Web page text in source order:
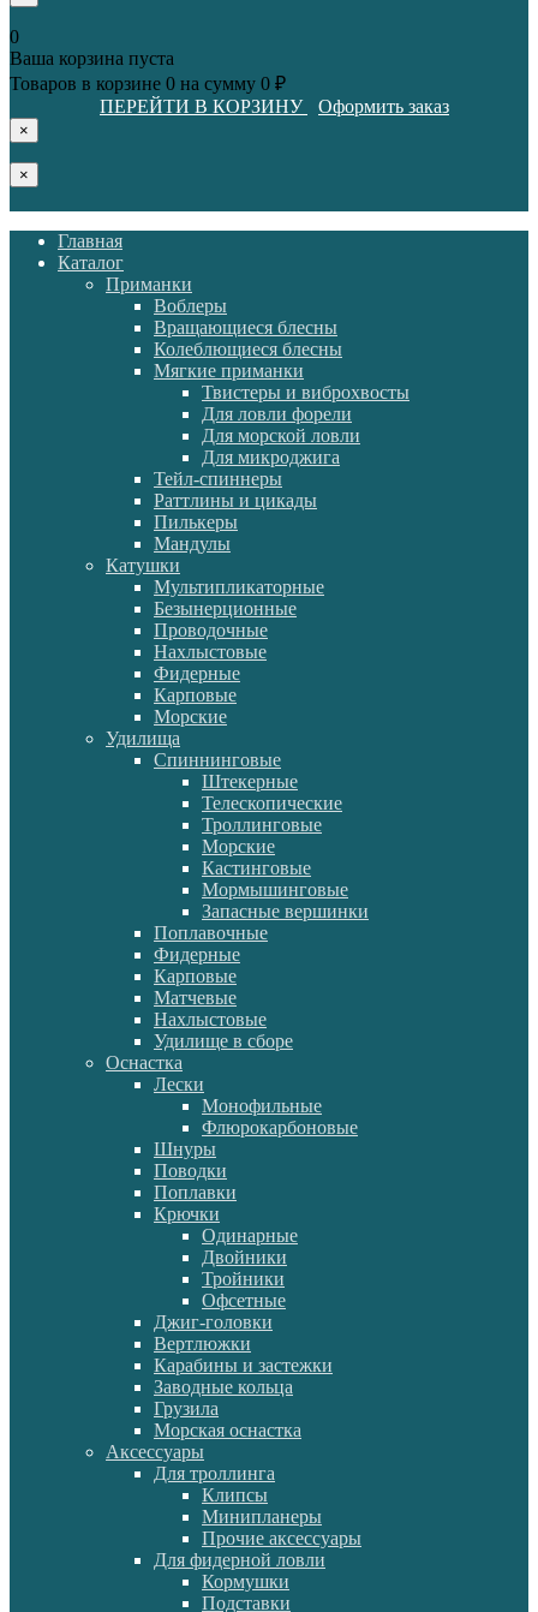
0
Ваша корзина пуста
Товаров в корзине 0 на сумму 0 ₽
ПЕРЕЙТИ В КОРЗИНУ
Оформить заказ
×
×
Главная
Каталог
Приманки
Воблеры
Вращающиеся блесны
Колеблющиеся блесны
Мягкие приманки
Твистеры и виброхвосты
Для ловли форели
Для морской ловли
Для микроджига
Тейл-спиннеры
Раттлины и цикады
Пилькеры
Мандулы
Катушки
Мультипликаторные
Безынерционные
Проводочные
Нахлыстовые
Фидерные
Карповые
Морские
Удилища
Спиннинговые
Штекерные
Телескопические
Троллинговые
Морские
Кастинговые
Мормышинговые
Запасные вершинки
Поплавочные
Фидерные
Карповые
Матчевые
Нахлыстовые
Удилище в сборе
Оснастка
Лески
Монофильные
Флюрокарбоновые
Шнуры
Поводки
Поплавки
Крючки
Одинарные
Двойники
Тройники
Офсетные
Джиг-головки
Вертлюжки
Карабины и застежки
Заводные кольца
Грузила
Морская оснастка
Аксессуары
Для троллинга
Клипсы
Минипланеры
Прочие аксессуары
Для фидерной ловли
Кормушки
Подставки